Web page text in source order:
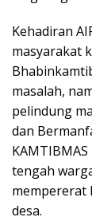
Kehadiran
masyarakat
masalah,
pelindung
dan
tengah
mempererat
desa.